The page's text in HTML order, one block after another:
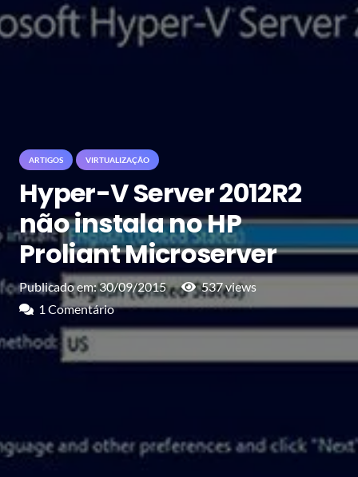
ARTIGOS VIRTUALIZAÇÃO
Hyper-V Server 2012R2
não instala no HP
Proliant Microserver
Publicado em:30/09/2015 537views
1Comentário